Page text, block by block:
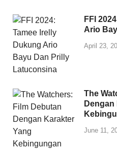
FFI
Ario
April 23,
The
Dengan
June 11,